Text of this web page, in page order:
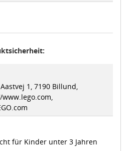
Aastvej 1, 7190 Billund,
für Kinder unter 3 Jahren